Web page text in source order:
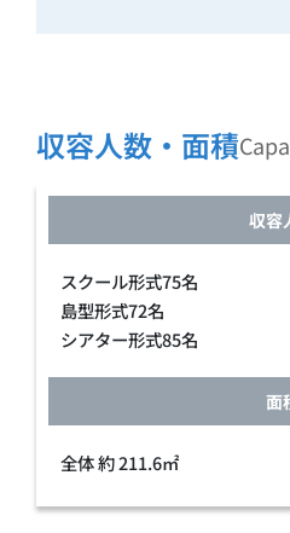
収容人数・面積
収容
スクール形式75名
島型形式72名
シアター形式85名
面
全体 約 211.6㎡